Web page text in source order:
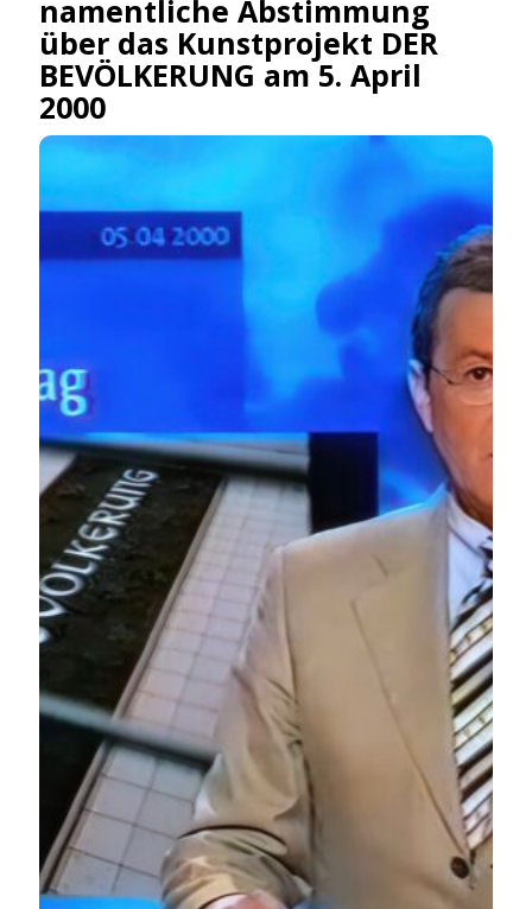
namentliche Abstimmung
über das Kunstprojekt DER
BEVÖLKERUNG am 5. April
2000